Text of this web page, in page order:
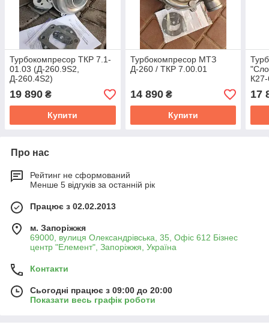
Турбокомпресор ТКР 7.1-
01.03 (Д-260.9S2,
Д-260.4S2)
19 890 ₴
Купити
Турбокомпресор МТЗ
Д-260 / ТКР 7.00.01
14 890₴
Купити
17
Про нас
Рейтинг не сформований
Менше 5 відгуків за останній рік
Працює з 02.02.2013
м. Запоріжжя
69000, вулиця Олександрівська, 35, Офіс 612 Бізнес
центр "Елемент", Запоріжжя, Україна
Контакти
Сьогодні працює з 09:00 до 20:00
Показати весь графік роботи